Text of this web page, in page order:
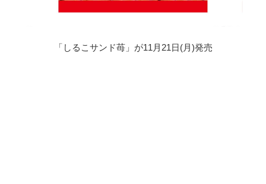
「しるこサンド苺」が11月21日(月)発売